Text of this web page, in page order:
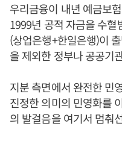
우리금융이 내년 예금보
1999년 공적 자금을 수혈
(상업은행+한일은행)이
을 제외한 정부나 공공기
지분 측면에서 완전한 민
진정한 의미의 민영화를
의 발걸음을 여기서 멈춰